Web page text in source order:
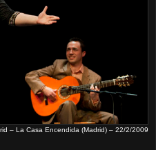
– La Casa Encendida (Madrid) – 22/2/2009